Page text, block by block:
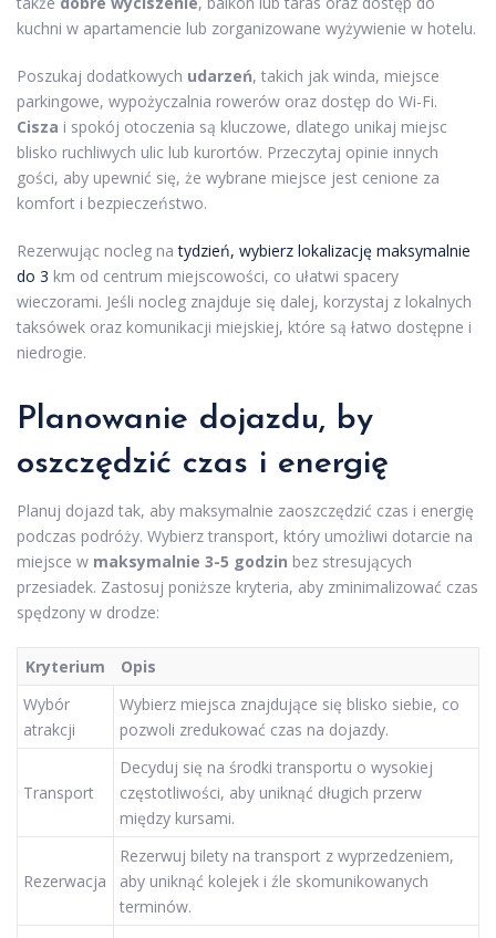
kuchni w apartamencie lub zorganizowane wyżywienie w hotelu.
Poszukaj dodatkowych udarzeń, takich jak winda, miejsce
parkingowe, wypożyczalnia rowerów oraz dostęp do Wi-Fi.
Cisza i spokój otoczenia są kluczowe, dlatego unikaj miejsc
blisko ruchliwych ulic lub kurortów. Przeczytaj opinie innych
gości, aby upewnić się, że wybrane miejsce jest cenione za
komfort i bezpieczeństwo.
Rezerwując nocleg natydzień, wybierz lokalizację maksymalnie
do 3 km od centrum miejscowości, co ułatwi spacery
wieczorami. Jeśli nocleg znajduje się dalej, korzystaj z lokalnych
taksówek oraz komunikacji miejskiej, które są łatwo dostępne i
niedrogie.
Planowanie dojazdu, by
oszczędzić czas i energię
Planuj dojazd tak, aby maksymalnie zaoszczędzić czas i energię
podczas podróży. Wybierz transport, który umożliwi dotarcie na
miejsce w maksymalnie 3-5 godzin bez stresujących
przesiadek. Zastosuj poniższe kryteria, aby zminimalizować czas
spędzony w drodze:
Kryterium
Opis
Wybór
atrakcji
Wybierz miejsca znajdujące się blisko siebie, co
pozwoli zredukować czas na dojazdy.
Transport
Decyduj się na środki transportu o wysokiej
częstotliwości, aby uniknąć długich przerw
między kursami.
Rezerwacja
Rezerwuj bilety na transport z wyprzedzeniem,
aby uniknąć kolejek i źle skomunikowanych
terminów.